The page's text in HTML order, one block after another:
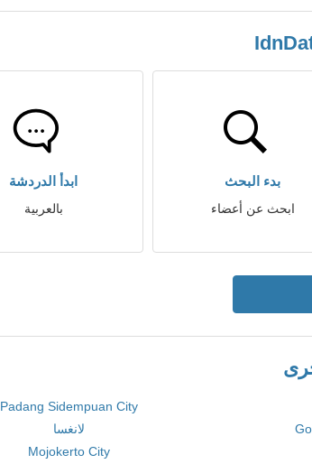
بدء البحث
ابحث عن أعضاء
ابدأ الدردشة
بالعربية
Padang Sidempuan City
لانغسا
Mojokerto City